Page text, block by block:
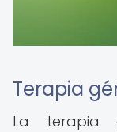
Terapia
La terapia